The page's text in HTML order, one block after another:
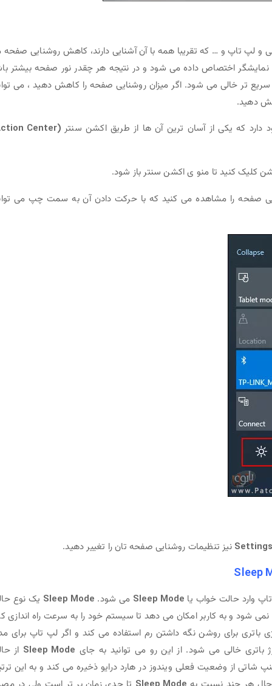
لپ تاپ و … که تقریبا همه با آن آشنایی دارند، کاهش روشنایی
نمایشگر اختصاص داده می شود و در نتیجه هر چقدر نور صفحه بیشتر
تر خالی می شود. اگر میزان روشنایی صفحه را کاهش دهید ، می
دهید.
که یکی از آسان ترین آن ها از طریق اکشن سنتر (Action Center)
کلیک کنید تا منو ی اکشن سنتر باز شود.
صفحه را مشاهده می کنید که با حرکت دادن آن به سمت چپ می
نیز تنظیمات روشنایی صفحه تان را تغییر دهید.
وارد حالت خواب یا Sleep Mode می شود. Sleep Mode یک نوع
و به کاربر امکان می دهد تا سیستم خود را به سرعت راه اندازی
برای روشن نگه داشتن رم استفاده می کند و اگر لپ تاپ برای
باتری خالی می شود. از این رو می توانید به جای Sleep Mode از
شاتی از وضعیت فعلی ویندوز در هارد درایو ذخیره می کند و به این